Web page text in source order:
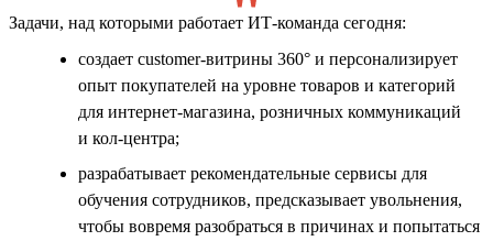
Задачи, над которыми работает ИТ-команда сегодня:
создает customer-витрины 360° и персонализирует
опыт покупателей на уровне товаров и категорий
для интернет-магазина, розничных коммуникаций
и кол-центра;
разрабатывает рекомендательные сервисы для
обучения сотрудников, предсказывает увольнения,
чтобы вовремя разобраться в причинах и попытаться